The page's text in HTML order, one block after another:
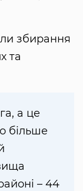
збирання
та
а це
більше
– 44